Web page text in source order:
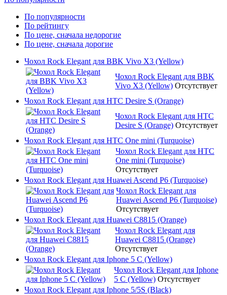
По популярности
По рейтингу
По цене, сначала недорогие
По цене, сначала дорогие
Чохол Rock Elegant для BBK Vivo X3 (Yellow)
Чохол Rock Elegant для BBK
Vivo X3 (Yellow) Отсутствует
Чохол Rock Elegant для HTC Desire S (Orange)
Чохол Rock Elegant для HTC
Desire S (Orange) Отсутствует
Чохол Rock Elegant для HTC One mini (Turquoise)
Чохол Rock Elegant для HTC
One mini (Turquoise)
Отсутствует
Чохол Rock Elegant для Huawei Ascend P6 (Turquoise)
Чохол Rock Elegant для
Huawei Ascend P6 (Turquoise)
Отсутствует
Чохол Rock Elegant для Huawei C8815 (Orange)
Чохол Rock Elegant для
Huawei C8815 (Orange)
Отсутствует
Чохол Rock Elegant для Iphone 5 C (Yellow)
Чохол Rock Elegant для Iphone
5 C (Yellow) Отсутствует
Чохол Rock Elegant для Iphone 5/5S (Black)